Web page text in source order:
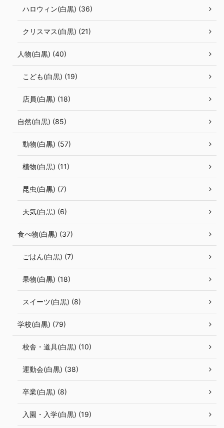
ハロウィン(白黒) (36)
クリスマス(白黒) (21)
人物(白黒) (40)
こども(白黒) (19)
店員(白黒) (18)
自然(白黒) (85)
動物(白黒) (57)
植物(白黒) (11)
昆虫(白黒) (7)
天気(白黒) (6)
食べ物(白黒) (37)
ごはん(白黒) (7)
果物(白黒) (18)
スイーツ(白黒) (8)
学校(白黒) (79)
校舎・道具(白黒) (10)
運動会(白黒) (38)
卒業(白黒) (8)
入園・入学(白黒) (19)